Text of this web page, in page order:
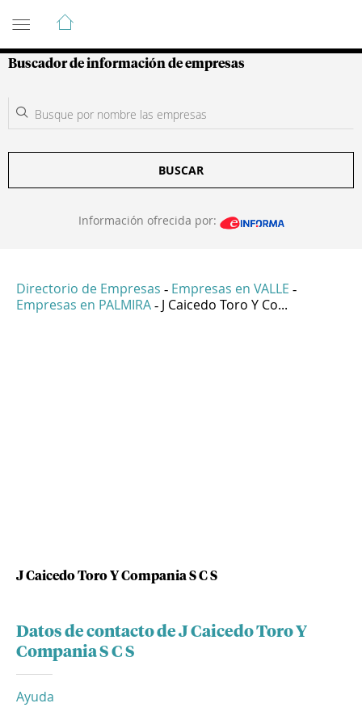
Guía de Empresas Colombianas
Buscador de información de empresas
BUSCAR
Información ofrecida por:
Directorio de Empresas - Empresas en VALLE -
Empresas en PALMIRA - J Caicedo Toro Y Co...
J Caicedo Toro Y Compania S C S
Datos de contacto de J Caicedo Toro Y
Compania S C S
Ayuda